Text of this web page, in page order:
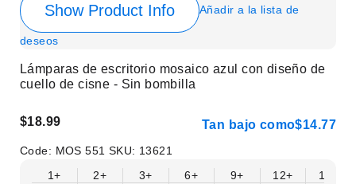
Show Product Info Añadir a la lista de
deseos
Lámparas de escritorio mosaico azul con diseño de
cuello de cisne - Sin bombilla
$18.99 Tan bajo como$14.77
Code: MOS 551 SKU: 13621
1+
2+
3+
6+
9+
12+
15+